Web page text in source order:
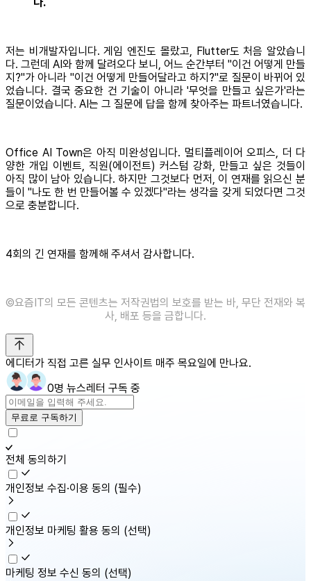
다.
저는 비개발자입니다. 게임 엔진도 몰랐고, Flutter도 처음 알았습니
다. 그런데 AI와 함께 달려오다 보니, 어느 순간부터 "이건 어떻게 만들
지?"가 아니라 "이건 어떻게 만들어달라고 하지?"로 질문이 바뀌어 있
었습니다. 결국 중요한 건 기술이 아니라 '무엇을 만들고 싶은가'라는
질문이었습니다. AI는 그 질문에 답을 함께 찾아주는 파트너였습니다.
Office AI Town은 아직 미완성입니다. 멀티플레이어 오피스, 더 다
양한 개입 이벤트, 직원(에이전트) 커스텀 강화, 만들고 싶은 것들이
아직 많이 남아 있습니다. 하지만 그것보다 먼저, 이 연재를 읽으신 분
들이 "나도 한 번 만들어볼 수 있겠다"라는 생각을 갖게 되었다면 그것
으로 충분합니다.
4회의 긴 연재를 함께해 주셔서 감사합니다.
©️요즘IT의 모든 콘텐츠는 저작권법의 보호를 받는 바, 무단 전재와 복
사, 배포 등을 금합니다.
에디터가 직접 고른 실무 인사이트 매주 목요일에 만나요.
0명 뉴스레터 구독 중
무료로 구독하기
전체 동의하기
개인정보 수집·이용 동의 (필수)
개인정보 마케팅 활용 동의 (선택)
마케팅 정보 수신 동의 (선택)